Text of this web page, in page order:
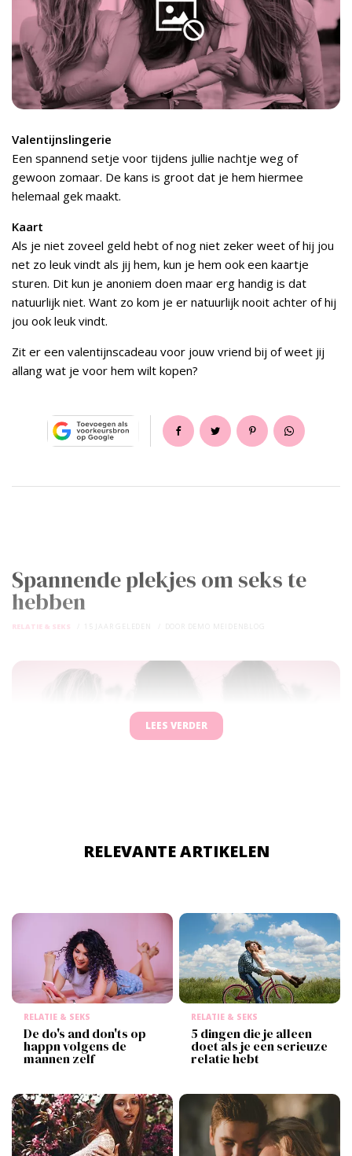
Valentijnslingerie
Een spannend setje voor tijdens jullie nachtje weg of
gewoon zomaar. De kans is groot dat je hem hiermee
helemaal gek maakt.
Kaart
Als je niet zoveel geld hebt of nog niet zeker weet of hij jou
net zo leuk vindt als jij hem, kun je hem ook een kaartje
sturen. Dit kun je anoniem doen maar erg handig is dat
natuurlijk niet. Want zo kom je er natuurlijk nooit achter of hij
jou ook leuk vindt.
Zit er een valentijnscadeau voor jouw vriend bij of weet jij
allang wat je voor hem wilt kopen?
Spannende plekjes om seks te
hebben
RELATIE & SEKS
LEES VERDER
RELEVANTE ARTIKELEN
RELATIE & SEKS
De do's and don'ts op
happn volgens de
mannen zelf
RELATIE & SEKS
5 dingen die je alleen
doet als je een serieuze
relatie hebt